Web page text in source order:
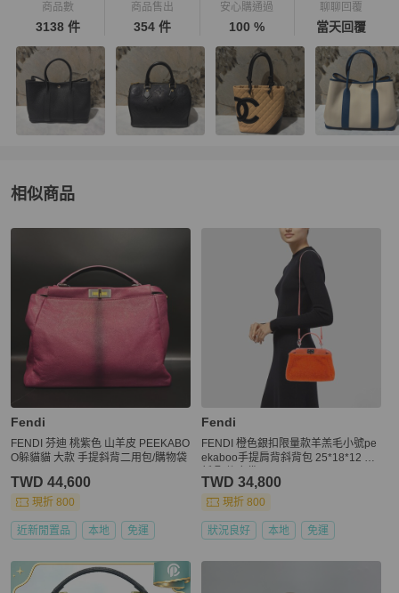
商品數
3138 件
商品售出
354 件
安心購通過
100 %
聊聊回覆
當天回覆
相似商品
更多相似Fendi女包推薦精品
Fendi
FENDI 芬迪 桃紫色 山羊皮 PEEKABO
O躲貓貓 大款 手提斜背二用包/購物袋
TWD 44,600
現折 800
近新閒置品 本地 免運
Fendi
FENDI 橙色銀扣限量款羊羔毛小號pe
ekaboo手提肩背斜背包 25*18*12 9
TWD 34,800
現折 800
狀況良好 本地 免運